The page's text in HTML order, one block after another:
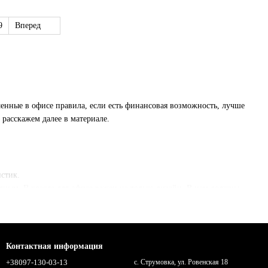
в офисе правила, если есть финансовая возможность, лучше
далее в материале.
на человека. Подбор, несомненно, займет определенное
Вперед
Контактная информация
+38097-130-03-13
с. Струмовка, ул. Ровенская 18